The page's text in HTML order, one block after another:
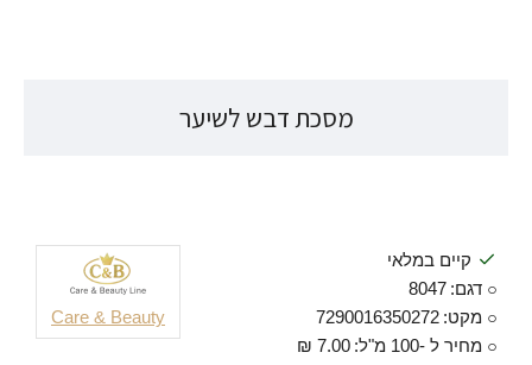
מסכת דבש לשיער
קיים במלאי
דגם: 8047
מקט: 7290016350272
מחיר ל -100 מ"ל:
7.00 ₪
Care & Beauty